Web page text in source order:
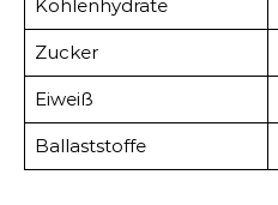
Kohlenhydrate
Zucker
Eiweiß
Ballaststoffe